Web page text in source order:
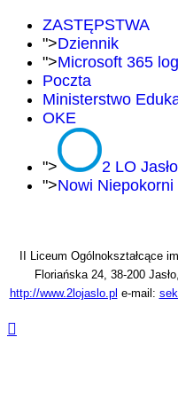
ZASTĘPSTWA
">Dziennik
">Microsoft 365
Poczta
Ministerstwo
OKE
">
2 LO
">Nowi Niepokorni
II Liceum Ogólnokształcące
Floriańska 24, 38-200
http://www.2lojaslo.pl e-mail: